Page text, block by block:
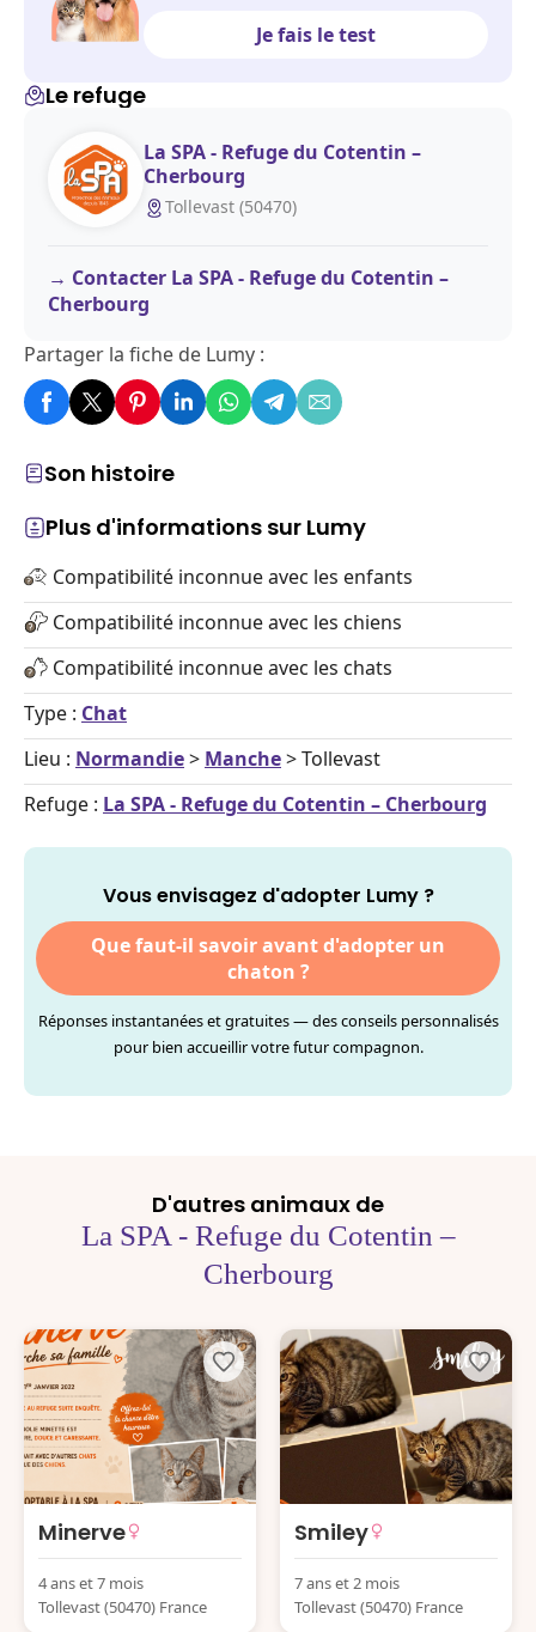
Son histoire
Plus d'informations sur Lumy
Compatibilité inconnue avec les enfants
Compatibilité inconnue avec les chiens
Compatibilité inconnue avec les chats
Type : Chat
Lieu : Normandie> Manche> Tollevast
Refuge : La SPA - Refuge du Cotentin – Cherbourg
Vous envisagez d'adopter Lumy ?
Que faut-il savoir avant d'adopter un
chaton ?
Réponses instantanées et gratuites — des conseils personnalisés
pour bien accueillir votre futur compagnon.
Je fais le test
Le refuge
La SPA - Refuge du Cotentin –
Cherbourg
Tollevast (50470)
Contacter La SPA - Refuge du Cotentin –
Cherbourg
Partager la fiche de Lumy :
D'autres animaux de
La SPA - Refuge du Cotentin –
Cherbourg
Minerve
4 ans et 7 mois
Tollevast (50470) France
Smiley
7 ans et 2 mois
Tollevast (50470) France